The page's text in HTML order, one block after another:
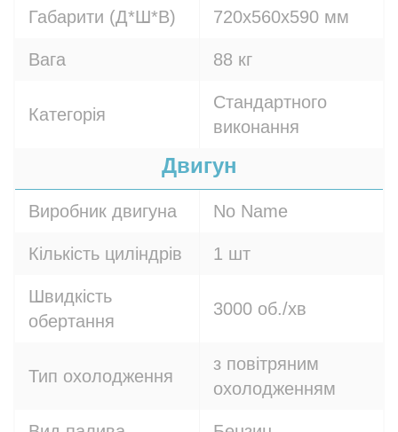
Габарити (Д*Ш*В) 720х560х590 мм
Вага 88 кг
Категорія
Стандартного
виконання
Двигун
Виробник двигуна No Name
Кількість циліндрів 1 шт
Швидкість
обертання
3000 об./хв
Тип охолодження
з повітряним
охолодженням